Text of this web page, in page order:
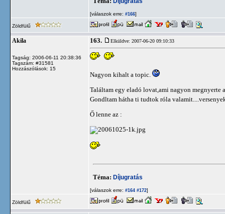
[válaszok erre: #166]
Zöldfülű
Akila
Tagság: 2006-06-11 20:38:36
Tagszám: #31581
Hozzászólások: 15
163. Elküldve: 2007-06-20 09:10:33
Nagyon kihalt a topic.
Találtam egy eladó lovat,ami nagyon megnyerte
Gondltam hátha ti tudtok róla
Ő lenne az :
Téma: Díjugratás
[válaszok erre: #164 #172]
Zöldfülű